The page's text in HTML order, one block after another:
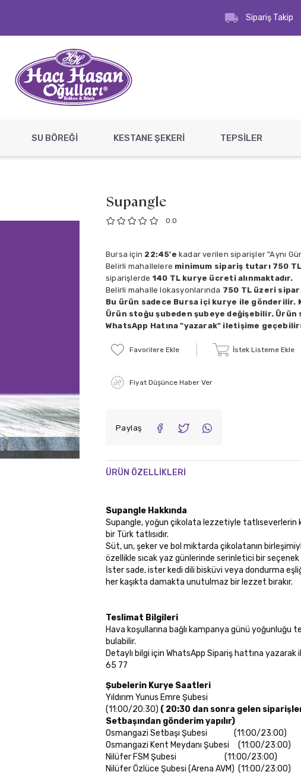
Sipariş Takip
SU BÖREĞİ KESTANE ŞEKERİ TEPSİLER
Supangle
0.0
Bursa için 22:45'e kadar verilen siparişler "Aynı
Belirli mahallelere minimum sipariş tutarı 750
siparişlerde 140 TL kurye ücreti alınmaktadır.
Belirli mahalle lokasyonlarında 750 TL üzeri
Bu ürün sadece Bursa içi kurye ile gönderilir.
Ürün stoğu şubeden şubeye değişebilir. Ürün
WhatsApp Hatına "yazarak" iletişime
Favorilere Ekle İstek Listeme Ekle
Fiyat Düşünce Haber Ver
Paylaş
ÜRÜN ÖZELLIKLERI
Supangle Hakkında
Supangle, yoğun çikolata lezzetiyle tatlıseverlerin
bir Türk tatlısıdır.
Süt, un, şeker ve bol miktarda çikolatanın
özellikle sıcak yaz günlerinde serinletici bir
İster sade, ister kedi dili bisküvi veya dondurma
her kaşıkta damakta unutulmaz bir lezzet bırakır.
Teslimat Bilgileri
Hava koşullarına bağlı kampanya günü yoğunluğu
bulabilir.
Detaylı bilgi için WhatsApp Sipariş hattına
65 77
Şubelerin Kurye Saatleri
Yıldırım Yunus Emre Şubesi
(11:00/20:30) ( 20:30 dan sonra gelen
Setbaşından gönderim yapılır)
Osmangazi Setbaşı Şubesi (11:00/23:00)
Osmangazi Kent Meydanı Şubesi (11:00/23:00)
Nilüfer FSM Şubesi (11:00/23:00)
Nilüfer Özlüce Şubesi (Arena AVM) (11:00/23:00)